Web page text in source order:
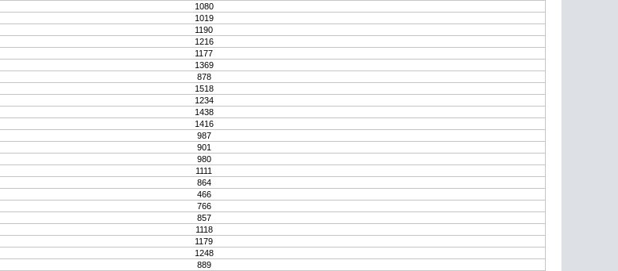
1080
1019
1190
1216
1177
1369
878
1518
1234
1438
1416
987
901
980
1111
864
466
766
857
1118
1179
1248
889